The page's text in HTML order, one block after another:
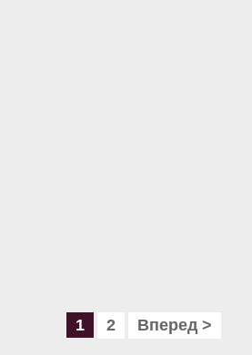
1 2 Вперед >